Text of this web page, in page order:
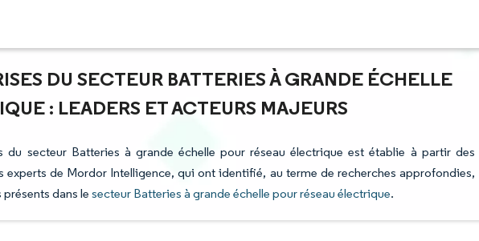
DU SECTEUR BATTERIES À GRANDE ÉCHELLE
: LEADERS ET ACTEURS MAJEURS
du secteur Batteries à grande échelle pour réseau électrique est établie à partir des
experts de Mordor Intelligence, qui ont identifié, au terme de recherches approfondies,
dans le secteur Batteries à grande échelle pour réseau électrique.